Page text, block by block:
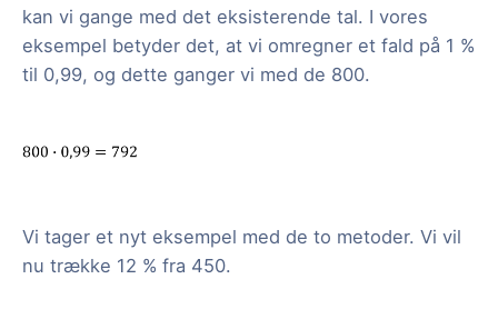
kan vi gange med det eksisterende tal. I vores
eksempel betyder det, at vi omregner et fald på 1 %
til 0,99, og dette ganger vi med de 800.
Vi tager et nyt eksempel med de to metoder. Vi vil
nu trække 12 % fra 450.